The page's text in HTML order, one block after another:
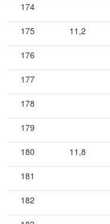
174
175 11,2
176
177
178
179
180 11,8
181
182